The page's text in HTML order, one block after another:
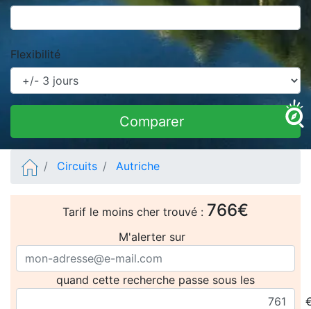
Flexibilité
Comparer
Circuits Autriche
Tarif le moins cher trouvé : 766€
M'alerter sur
quand cette recherche passe sous les